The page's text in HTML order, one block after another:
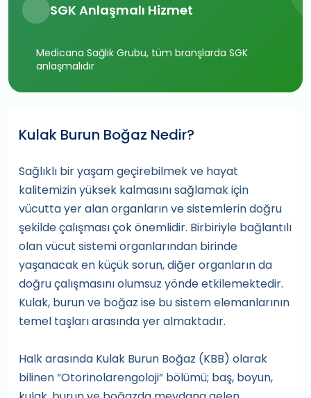
SGK Anlaşmalı Hizmet
Medicana Sağlık Grubu, tüm branşlarda SGK
anlaşmalıdır
Kulak Burun Boğaz Nedir?
Sağlıklı bir yaşam geçirebilmek ve hayat
kalitemizin yüksek kalmasını sağlamak için
vücutta yer alan organların ve sistemlerin doğru
şekilde çalışması çok önemlidir. Birbiriyle bağlantılı
olan vücut sistemi organlarından birinde
yaşanacak en küçük sorun, diğer organların da
doğru çalışmasını olumsuz yönde etkilemektedir.
Kulak, burun ve boğaz ise bu sistem elemanlarının
temel taşları arasında yer almaktadır.
Halk arasında Kulak Burun Boğaz (KBB) olarak
bilinen “Otorinolarengoloji” bölümü; baş, boyun,